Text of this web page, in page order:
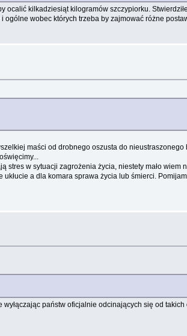
kilkadziesiąt kilogramów szczypiorku.
wobec których trzeba by zajmować różne
maści od drobnego oszusta do
w sytuacji zagrożenia życia, niestety mało wiem
a dla komara sprawa życia lub śmierci.
państw oficjalnie odcinających się od